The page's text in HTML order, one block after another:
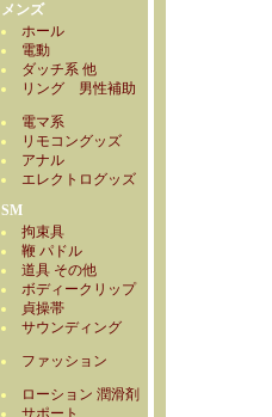
メンズ
ホール
電動
ダッチ系 他
リング 男性補助
電マ系
リモコングッズ
アナル
エレクトログッズ
SM
拘束具
鞭 パドル
道具 その他
ボディークリップ
貞操帯
サウンディング
ファッション
ローション 潤滑剤
サポート